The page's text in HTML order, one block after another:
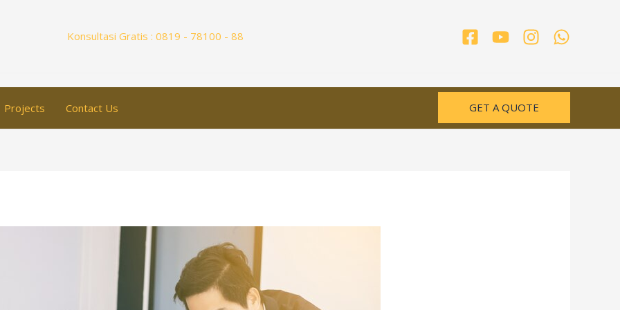
Konsultasi Gratis : 0819 - 78100 - 88
Projects Contact Us GET A QUOTE